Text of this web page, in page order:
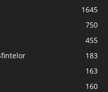
1645
750
455
183
163
160